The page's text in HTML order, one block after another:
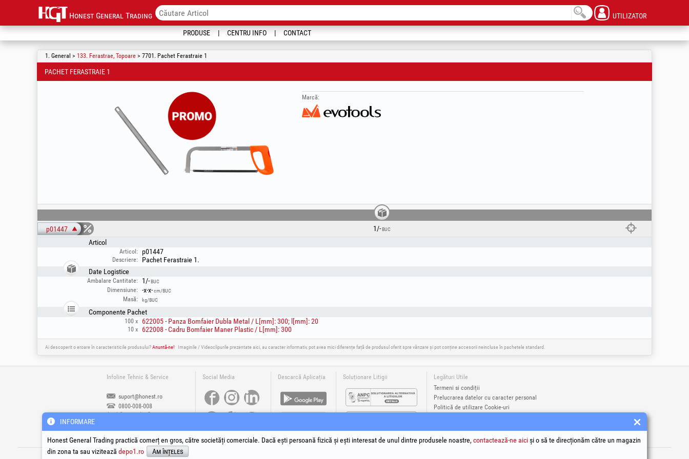
Honest General Trading UTILIZATOR
PRODUSE CENTRU INFO CONTACT
1. General > 133. Ferastrae, Topoare > 7701. Pachet Ferastraie 1
PACHET FERASTRAIE 1
Marcă:
p01447 1/-BUC
Articol
Articol: p01447
Descriere:
Pachet Ferastraie 1.
Date Logistice
Ambalare Cantitate: 1/-BUC
Dimensiune: -x-x-cm/BUC
Masă: kg/BUC
Componente Pachet
100 x 622005 - Panza Bomfaier Dubla Metal / L[mm]: 300; l[mm]: 20
10 x 622008 - Cadru Bomfaier Maner Plastic / L[mm]: 300
Ai descoperit o eroare în caracteristicile produsului?Anuntă-ne! Imaginile / Videoclipurile prezentate aici, au caracter informativ, pot avea mici diferențe față de produsul oferit spre vânzare și pot conține accesorii neincluse în pachetele standard.
Infoline Tehnic & Service
suport@honest.ro
0800-008-008
Apel Gratuit din Romania
Social Media Descarcă Aplicația Soluționare Litigii
Legături Utile
Termeni si condiții
Prelucrarea datelor cu caracter personal
Politică de utilizare Cookie-uri
Soluționarea online a litigiilor
HGT , EvoTools® , EvoSanitary
INFORMARE
Honest General Trading practică comerț en gros, către societăți comerciale. Dacă ești persoană fizică și ești interesat de unul dintre produsele noastre, contactează-ne aiciși o să te direcționăm către un magazin
din zona ta sau vizitează depo1.ro Am înțeles